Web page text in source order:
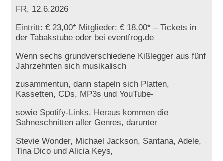
FR, 12.6.2026
Eintritt: € 23,00* Mitglieder: € 18,00* – Tickets in
der Tabakstube oder bei eventfrog.de
Wenn sechs grundverschiedene Kißlegger aus fünf
Jahrzehnten sich musikalisch
zusammentun, dann stapeln sich Platten,
Kassetten, CDs, MP3s und YouTube-
sowie Spotify-Links. Heraus kommen die
Sahneschnitten aller Genres, darunter
Stevie Wonder, Michael Jackson, Santana, Adele,
Tina Dico und Alicia Keys,